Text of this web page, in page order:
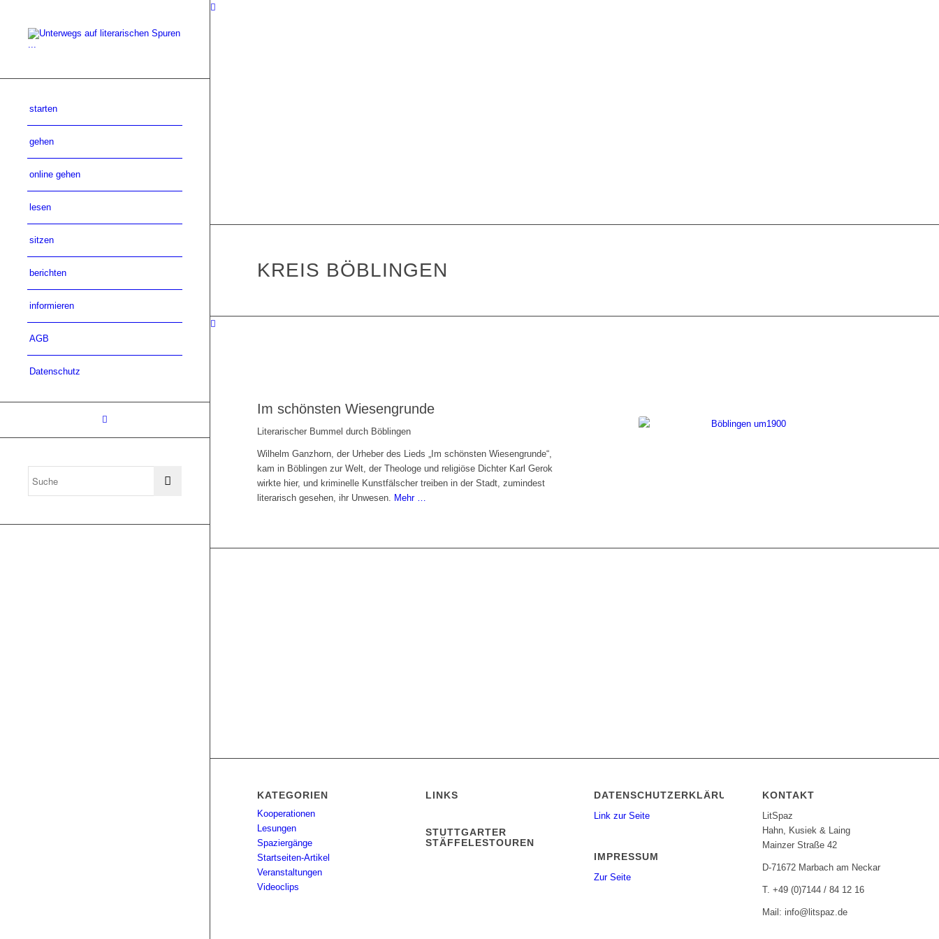
starten
gehen
online gehen
lesen
sitzen
berichten
informieren
AGB
Datenschutz
KREIS BÖBLINGEN
Im schönsten Wiesengrunde
Literarischer Bummel durch Böblingen
Wilhelm Ganzhorn, der Urheber des Lieds „Im schönsten Wiesengrunde“,
kam in Böblingen zur Welt, der Theologe und religiöse Dichter Karl Gerok
wirkte hier, und kriminelle Kunstfälscher treiben in der Stadt, zumindest
literarisch gesehen, ihr Unwesen. Mehr …
KATEGORIEN
Kooperationen
Lesungen
Spaziergänge
Startseiten-Artikel
Veranstaltungen
Videoclips
LINKS
STUTTGARTER
STÄFFELESTOUREN
DATENSCHUTZERKLÄRUNG
Link zur Seite
IMPRESSUM
Zur Seite
KONTAKT
LitSpaz
Hahn, Kusiek & Laing
Mainzer Straße 42
D-71672 Marbach am Neckar
T. +49 (0)7144 / 84 12 16
Mail: info@litspaz.de